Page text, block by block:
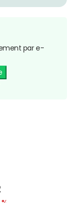
par e-